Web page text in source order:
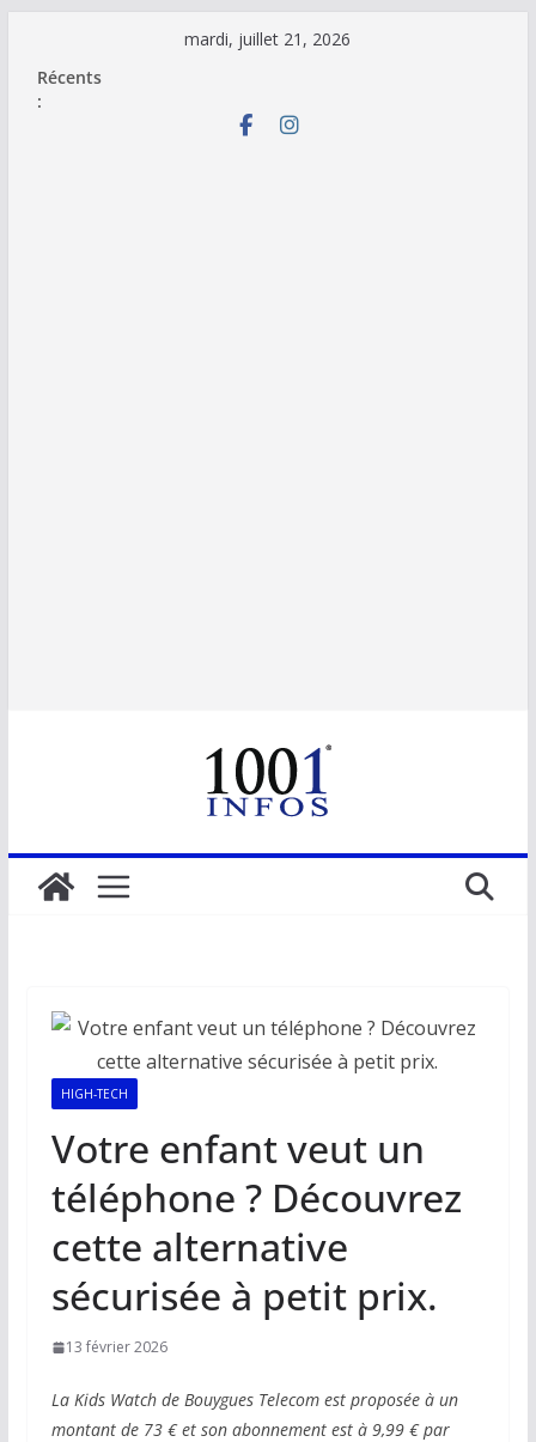
contenu
mardi, juillet 21, 2026
Récents
:
HIGH-TECH
Votre enfant veut un
téléphone ? Découvrez
cette alternative
sécurisée à petit prix.
13 février 2026
La Kids Watch de Bouygues Telecom est proposée à un
montant de 73 € et son abonnement est à 9,99 € par